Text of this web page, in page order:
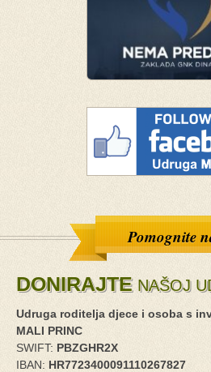
Pomognite
DONIRAJTENAŠOJ
Udruga roditelja djece i osoba s
MALI PRINC
SWIFT: PBZGHR2X
IBAN: HR7723400091110267827